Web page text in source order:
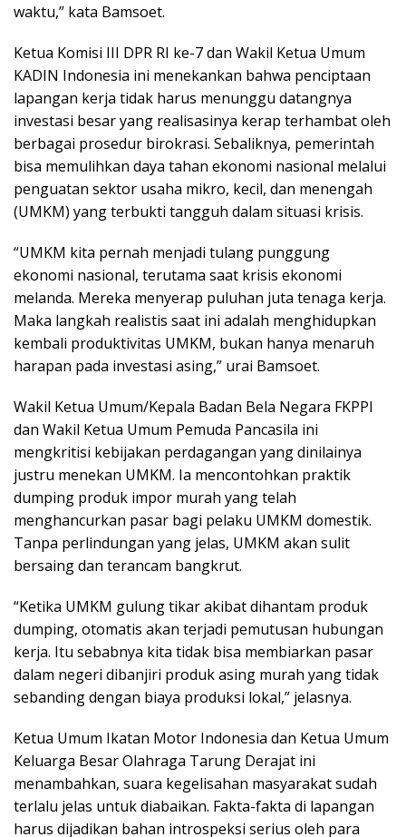
waktu,” kata Bamsoet.
Ketua Komisi III DPR RI ke-7 dan Wakil Ketua Umum
KADIN Indonesia ini menekankan bahwa penciptaan
lapangan kerja tidak harus menunggu datangnya
investasi besar yang realisasinya kerap terhambat oleh
berbagai prosedur birokrasi. Sebaliknya, pemerintah
bisa memulihkan daya tahan ekonomi nasional melalui
penguatan sektor usaha mikro, kecil, dan menengah
(UMKM) yang terbukti tangguh dalam situasi krisis.
“UMKM kita pernah menjadi tulang punggung
ekonomi nasional, terutama saat krisis ekonomi
melanda. Mereka menyerap puluhan juta tenaga kerja.
Maka langkah realistis saat ini adalah menghidupkan
kembali produktivitas UMKM, bukan hanya menaruh
harapan pada investasi asing,” urai Bamsoet.
Wakil Ketua Umum/Kepala Badan Bela Negara FKPPI
dan Wakil Ketua Umum Pemuda Pancasila ini
mengkritisi kebijakan perdagangan yang dinilainya
justru menekan UMKM. Ia mencontohkan praktik
dumping produk impor murah yang telah
menghancurkan pasar bagi pelaku UMKM domestik.
Tanpa perlindungan yang jelas, UMKM akan sulit
bersaing dan terancam bangkrut.
“Ketika UMKM gulung tikar akibat dihantam produk
dumping, otomatis akan terjadi pemutusan hubungan
kerja. Itu sebabnya kita tidak bisa membiarkan pasar
dalam negeri dibanjiri produk asing murah yang tidak
sebanding dengan biaya produksi lokal,” jelasnya.
Ketua Umum Ikatan Motor Indonesia dan Ketua Umum
Keluarga Besar Olahraga Tarung Derajat ini
menambahkan, suara kegelisahan masyarakat sudah
terlalu jelas untuk diabaikan. Fakta-fakta di lapangan
harus dijadikan bahan introspeksi serius oleh para